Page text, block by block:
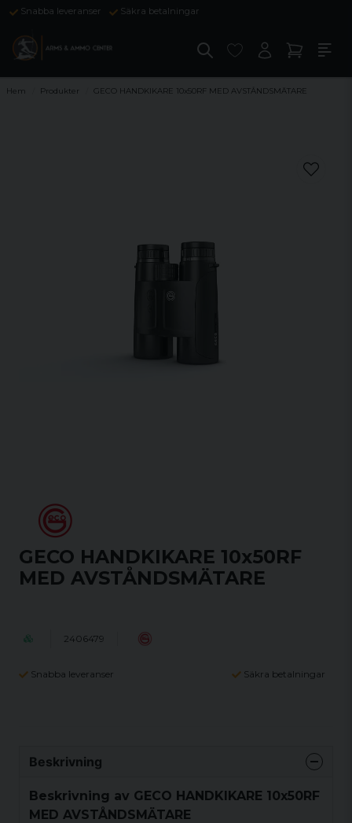
Snabba leveranser Säkra betalningar
Hem Produkter GECO HANDKIKARE 10x50RF MED AVSTÅNDSMÄTARE
GECO HANDKIKARE 10x50RF
MED AVSTÅNDSMÄTARE
2406479
Snabba leveranser Säkra betalningar
Beskrivning
Beskrivning av GECO HANDKIKARE 10x50RF
MED AVSTÅNDSMÄTARE